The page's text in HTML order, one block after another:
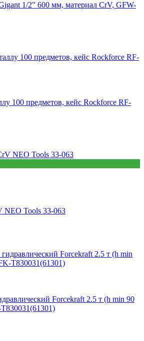
1/2" 600 мм, материал CrV, GFW-
100 предметов, кейс Rockforce RF-
NEO Tools 33-063
Forcekraft 2.5 т (h min 90